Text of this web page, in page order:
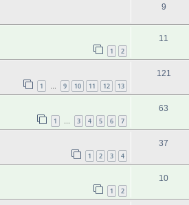
9
1 2
11
1 … 9 10 11 12 13
121
1 … 3 4 5 6 7
63
1 2 3 4
37
1 2
10